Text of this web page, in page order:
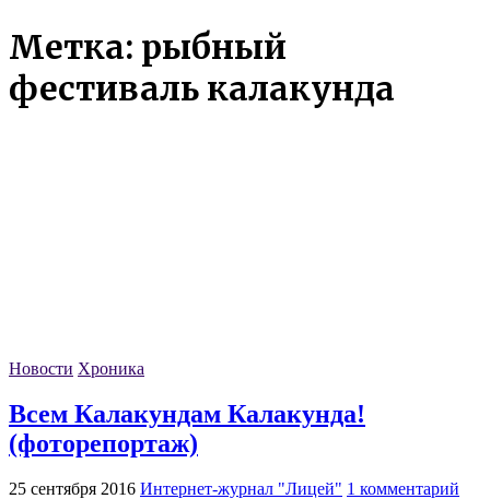
Метка: рыбный
фестиваль калакунда
Новости Хроника
Всем Калакундам Калакунда!
(фоторепортаж)
25 сентября 2016 Интернет-журнал "Лицей" 1 комментарий